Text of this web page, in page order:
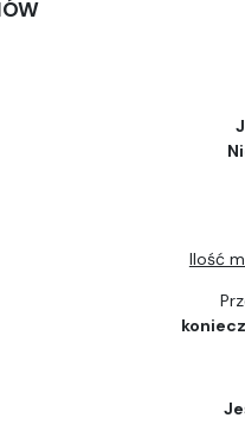
Ilość